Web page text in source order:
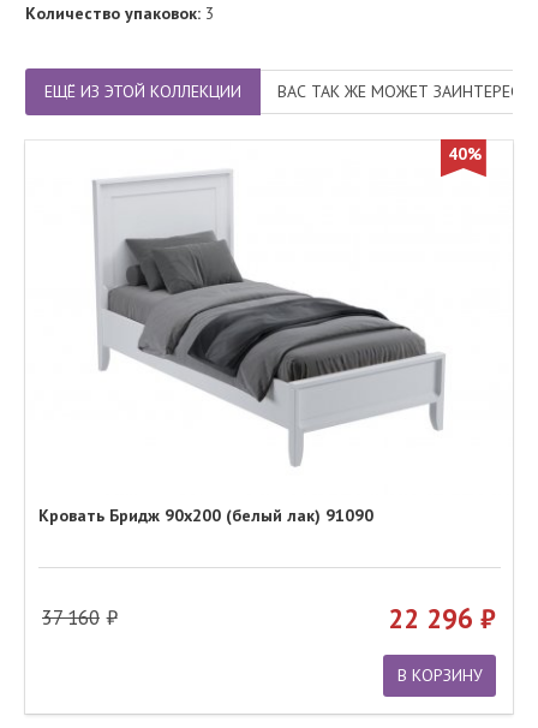
Количество упаковок: 3
ЕЩЁ ИЗ ЭТОЙ КОЛЛЕКЦИИ ВАС ТАК ЖЕ МОЖЕТ
40%
Кровать Бридж 90х200 (белый лак) 91090
37 160 22 296
В КОРЗИНУ